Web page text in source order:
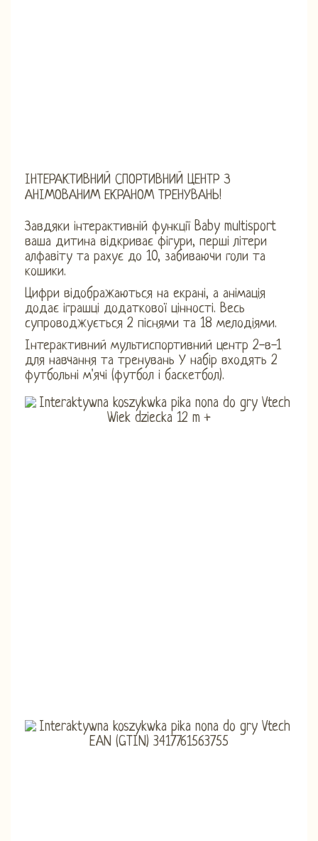
ІНТЕРАКТИВНИЙ СПОРТИВНИЙ ЦЕНТР З
АНІМОВАНИМ ЕКРАНОМ ТРЕНУВАНЬ!
Завдяки інтерактивній функції Baby multisport
ваша дитина відкриває фігури, перші літери
алфавіту та рахує до 10, забиваючи голи та
кошики.
Цифри відображаються на екрані, а анімація
додає іграшці додаткової цінності. Весь
супроводжується 2 піснями та 18 мелодіями.
Інтерактивний мультиспортивний центр 2-в-1
для навчання та тренувань У набір входять 2
футбольні м'ячі (футбол і баскетбол).